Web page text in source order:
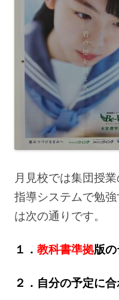
月見校では集団授
指導システムで勉
は次の通りです。
１． 教科書準拠版
２．自分の予定に